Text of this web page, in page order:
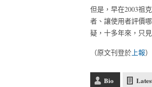
但是，早在2003祖
者、讓使用者評價
疑，十多年來，只
（原文刊登於 上報）
Bio